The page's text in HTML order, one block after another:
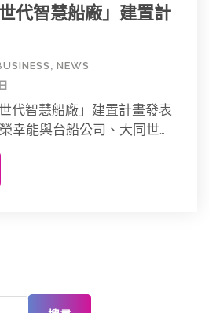
代智慧船廠」建置計
, NEWS
代智慧船廠」建置計畫發表
幸能與台船公司、大同世界
[…]